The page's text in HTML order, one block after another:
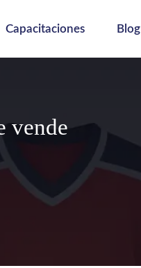
Capacitaciones Blog
vende